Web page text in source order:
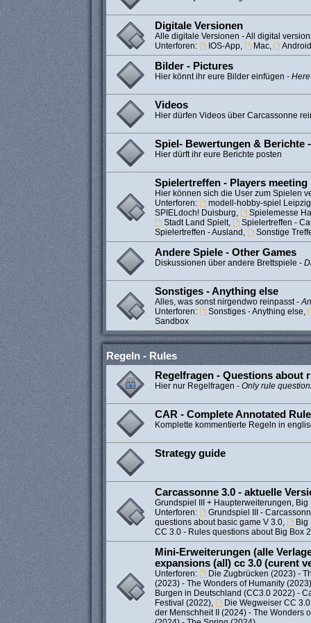
Digitale Versionen
Alle digitale Versionen - All digital
Unterforen:
IOS-App, Mac,
Bilder - Pictures
Hier könnt ihr eure Bilder einfügen -
Videos
Hier dürfen Videos über Carcassonne
Spiel- Bewertungen & Berichte
Hier dürft ihr eure Berichte posten
Spielertreffen - Players meeting
Hier können sich die User zum Spielen
Unterforen:
modell-hobby-spiel Leipzig
SPIELdoch! Duisburg,
Spielemesse
Stadt Land Spielt,
Spielertreffen -
Spielertreffen - Ausland , Sonstige
Andere Spiele - Other Games
Diskussionen über andere Brettspiele -
Sonstiges - Anything else
Alles, was sonst nirgendwo reinpasst -
Unterforen:
Sonstiges - Anything else,
Sandbox
Regeln - Rules
Regelfragen - Questions about
Hier nur Regelfragen - Only rule
CAR - Complete Annotated
Komplette kommentierte Regeln in
Strategy guide
Carcassonne 3.0 - aktuelle
Grundspiel III + Haupterweiterungen,
Unterforen:
Grundspiel III -
questions about basic game V 3.0,
Big
CC 3.0 - Rules questions about Big Box
Mini-Erweiterungen (alle
expansions (all) cc 3.0 (curent
Unterforen:
Die Zugbrücken (2023) -
(2023) - The Wonders of Humanity (2023)
Burgen in Deutschland (CC3.0 2022) -
Festival (2022),
Die Wegweiser CC
der Menschheit II (2024) - The Wonders